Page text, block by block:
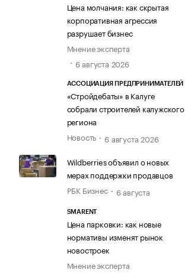
Цена молчания: как скрытая
корпоративная агрессия
разрушает бизнес
Мнение эксперта
6 августа 2026
АССОЦИАЦИЯ ПРЕДПРИНИМАТЕЛЕЙ
«Стройдебаты» в Калуге
собрали строителей калужского
региона
Новость
6 августа 2026
Wildberries объявил о новых
мерах поддержки продавцов
РБК Бизнес
6 августа
SMARENT
Цена парковки: как новые
нормативы изменят рынок
новостроек
Мнение эксперта